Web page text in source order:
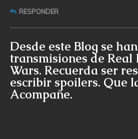
RESPONDER
Desde este Blog se
transmisiones de Real
Wars. Recuerda ser
escribir spoilers. Que
Acompañe.